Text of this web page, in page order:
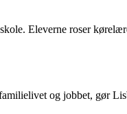
Eleverne roser
og jobbet, gør